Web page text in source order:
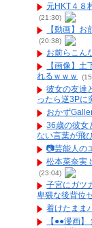
元HKT４８
(21:30)
【動画】
(20:38)
お前らこん
【画像】
れるｗｗｗ
彼女の友達
ったら逆3Pに
おかず
36歳の彼女
ない言葉が飛
📷️芸能人の
松本菜奈実
(23:04)
子宮にガツ
卑猥な後背位
着けたまま
【●●漫画